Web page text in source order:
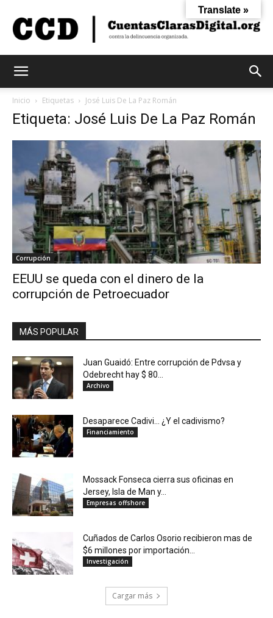
Digital
Inicio Etiquetas José Luis De La Paz Román
Etiqueta: José Luis De La Paz Román
Corrupción
EEUU se queda con el dinero de la
corrupción de Petroecuador
MÁS POPULAR
Juan Guaidó: Entre corrupción de Pdvsa y
Odebrecht hay $ 80...
Archivo
Desaparece Cadivi… ¿Y el cadivismo?
Financiamiento
Mossack Fonseca cierra sus oficinas en
Jersey, Isla de Man y...
Empresas offshore
Cuñados de Carlos Osorio recibieron mas de
$6 millones por importación...
Investigación
Cargar más
Translate »